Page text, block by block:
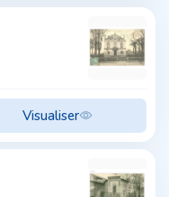
Visualiser